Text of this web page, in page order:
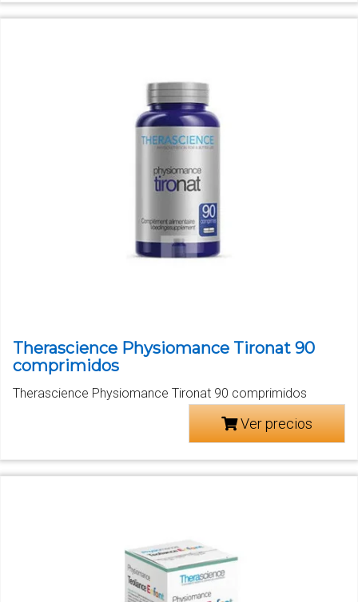
Therascience Physiomance Tironat 90
comprimidos
Therascience Physiomance Tironat 90 comprimidos
Ver precios